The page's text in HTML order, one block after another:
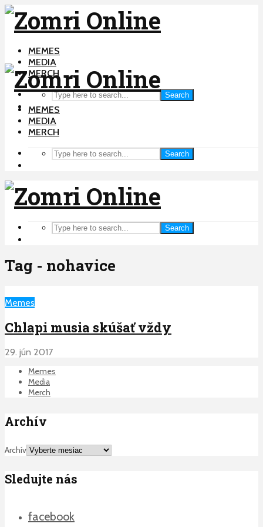
MEMES
MEDIA
MERCH
Search
MEMES
MEDIA
MERCH
Search
Search
Tag - nohavice
Memes
Chlapi musia skúšať vždy
29. jún 2017
Memes
Media
Merch
Archív
Archív
Sledujte nás
facebook